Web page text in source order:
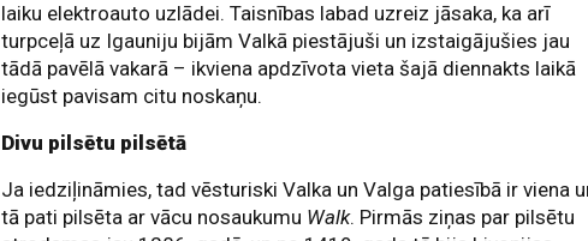
laiku elektroauto uzlādei. Taisnības labad uzreiz jāsaka, ka arī
turpceļā uz Igauniju bijām Valkā piestājuši un izstaigājušies jau
tādā pavēlā vakarā – ikviena apdzīvota vieta šajā diennakts laikā
iegūst pavisam citu noskaņu.
Divu pilsētu pilsētā
Ja iedziļināmies, tad vēsturiski Valka un Valga patiesībā ir viena
tā pati pilsēta ar vācu nosaukumu Walk. Pirmās ziņas par pilsētu